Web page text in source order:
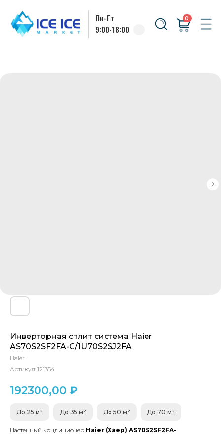
9:00-18:00
Инверторная сплит система Haier
AS70S2SF2FA-G/1U70S2SJ2FA
Haier
Артикул: 121354
192300,00 ₽
До 25 м² До 35 м² До 50 м² До 70 м²
Настенный кондиционер Haier (Хаер) AS70S2SF2FA-